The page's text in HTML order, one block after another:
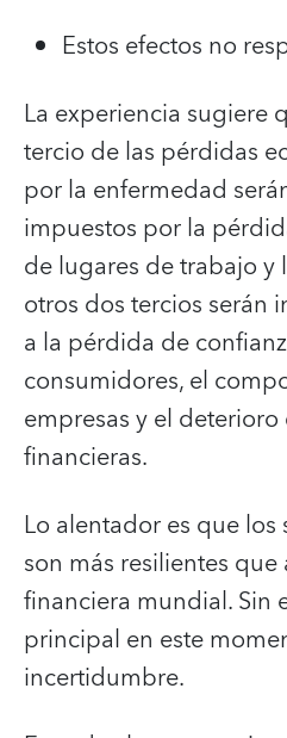
Estos efectos no
La experiencia sugiere
tercio de las pérdidas
por la enfermedad
impuestos por la
de lugares de trabajo y
otros dos tercios serán
a la pérdida de
consumidores, el
empresas y el
financieras.
Lo alentador es que
son más resilientes que
financiera mundial. Sin
principal en este
incertidumbre.